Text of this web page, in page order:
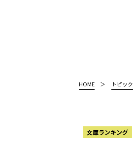
HOME トピック
文庫ランキング